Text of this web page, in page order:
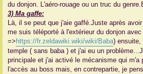
du donjon. L'aéro-rouage ou un truc du
3) Ma gaffe:
Là, il se peut que j'aie gaffé.Juste après
me suis téléporté à l'extérieur du donjon
=> https://fr.zeldawiki.wiki/wiki/Baba) ensuite,
temple ( sans baba ) et j'ai eu un
principale et j'ai activé le mécanisme qui m'a
l'accès au boss mais, en contrepartie, je